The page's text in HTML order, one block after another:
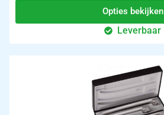
Opties bekijken
Leverbaar